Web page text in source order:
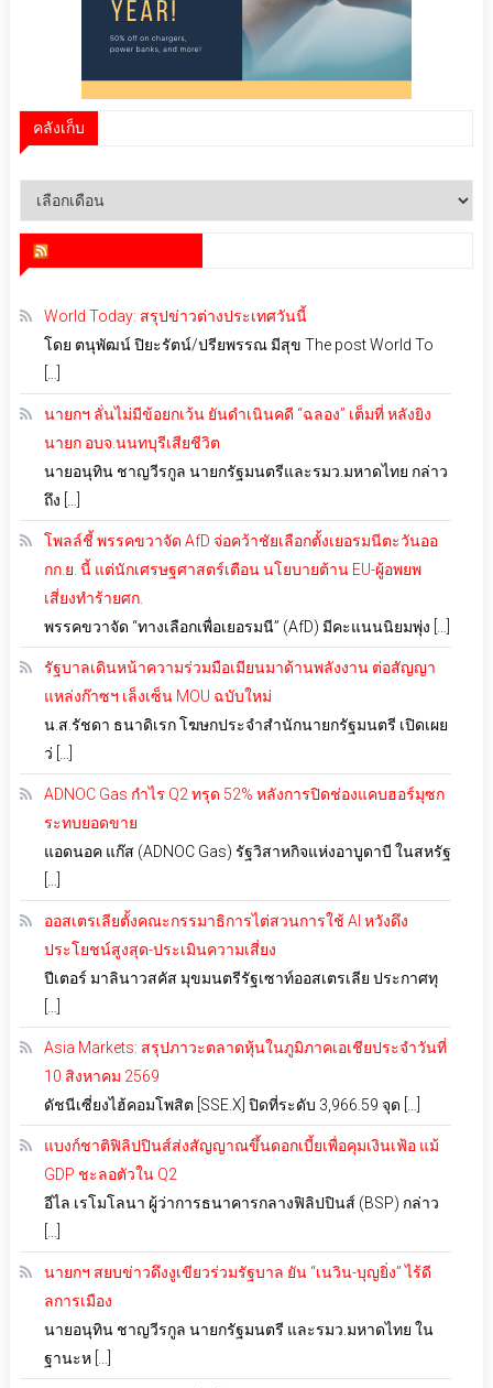
คลังเก็บ
คลัง
World Today: สรุปข่าวต่างประเทศวันนี้
โดย ตนุพัฒน์ ปิยะรัตน์/ปรียพรรณ มีสุข The post World To
นายกฯ ลั่นไม่มีข้อยกเว้น ยันดำเนินคดี “ฉลอง” เต็มที่ หลังยิง
นายก อบจ.นนทบุรีเสียชีวิต
นายอนุทิน ชาญวีรกูล นายกรัฐมนตรีและรมว.มหาดไทย กล่าว
ถึง […]
โพลล์ชี้ พรรคขวาจัด AfD จ่อคว้าชัยเลือกตั้งเยอรมนีตะวันออ
กก.ย. นี้ แต่นักเศรษฐศาสตร์เตือน นโยบายต้าน EU-ผู้อพยพ
เสี่ยงทำร้ายศก.
พรรคขวาจัด “ทางเลือกเพื่อเยอรมนี” (AfD) มีคะแนนนิยมพุ่ง […]
รัฐบาลเดินหน้าความร่วมมือเมียนมาด้านพลังงาน ต่อสัญญา
แหล่งก๊าซฯ เล็งเซ็น MOU ฉบับใหม่
น.ส.รัชดา ธนาดิเรก โฆษกประจำสำนักนายกรัฐมนตรี เปิดเผย
ว่ […]
ADNOC Gas กำไร Q2 ทรุด 52% หลังการปิดช่องแคบฮอร์มุซก
ระทบยอดขาย
แอดนอค แก๊ส (ADNOC Gas) รัฐวิสาหกิจแห่งอาบูดาบี ในสหรัฐ
ออสเตรเลียตั้งคณะกรรมาธิการไต่สวนการใช้ AI หวังดึง
ประโยชน์สูงสุด-ประเมินความเสี่ยง
ปีเตอร์ มาลินาวสคัส มุขมนตรีรัฐเซาท์ออสเตรเลีย ประกาศทุ
Asia Markets: สรุปภาวะตลาดหุ้นในภูมิภาคเอเชียประจำวันที่
10 สิงหาคม 2569
ดัชนีเซี่ยงไฮ้คอมโพสิต [SSE.X] ปิดที่ระดับ 3,966.59 จุด […]
แบงก์ชาติฟิลิปปินส์ส่งสัญญาณขึ้นดอกเบี้ยเพื่อคุมเงินเฟ้อ แม้
GDP ชะลอตัวใน Q2
อีไล เรโมโลนา ผู้ว่าการธนาคารกลางฟิลิปปินส์ (BSP) กล่าว
นายกฯ สยบข่าวดึงงูเขียวร่วมรัฐบาล ยัน “เนวิน-บุญยิ่ง” ไร้ดี
ลการเมือง
นายอนุทิน ชาญวีรกูล นายกรัฐมนตรี และรมว.มหาดไทย ใน
ฐานะห […]